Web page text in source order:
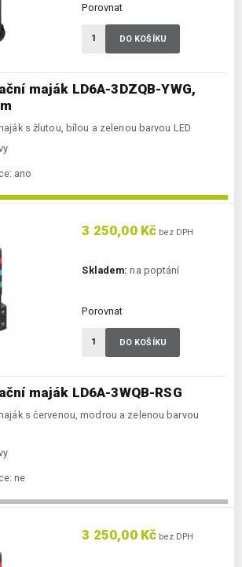
maják LD6A-3DZQB-YWG,
s žlutou, bílou a zelenou barvou LED
ano
Porovnat
DO KOŠÍKU
maják LD6A-3WQB-RSG
s červenou, modrou a zelenou barvou
ne
3 250,00 Kč bez DPH
Skladem: na poptání
Porovnat
DO KOŠÍKU
3 250,00 Kč bez DPH